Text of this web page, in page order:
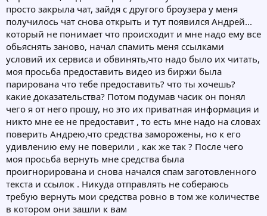
просто закрыла чат, зайдя с другого броузера у меня
получилось чат снова открыть и тут появился Андрей...
который не понимает что происходит и мне надо ему все
обьяснять заново, начал спамить меня ссылками
условий их сервиса и обвинять,что надо было их читать,
моя просьба предоставить видео из биржи была
парирована что тебе предоставить? что ты хочешь?
какие доказательства? Потом подумав часик он понял
чего я от него прошу, но это их приватная информация и
никто мне ее не предоставит , то есть мне надо на словах
поверить Андрею,что средства заморожены, но к его
удивлению ему не поверили , как же так ? После чего
моя просьба вернуть мне средства была
проигнорирована и снова начался спам заготовленного
текста и ссылок . Никуда отправлять не собераюсь
требую вернуть мои средства ровно в том же количестве
в котором они зашли к вам